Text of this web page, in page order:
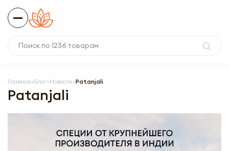
Главная Блог Новости Patanjali
Patanjali